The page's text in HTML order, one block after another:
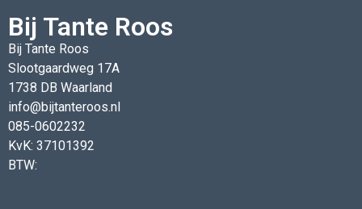
Bij Tante Roos
Bij Tante Roos
Slootgaardweg 17A
1738 DB Waarland
info@bijtanteroos.nl
085-0602232
KvK: 37101392
BTW: